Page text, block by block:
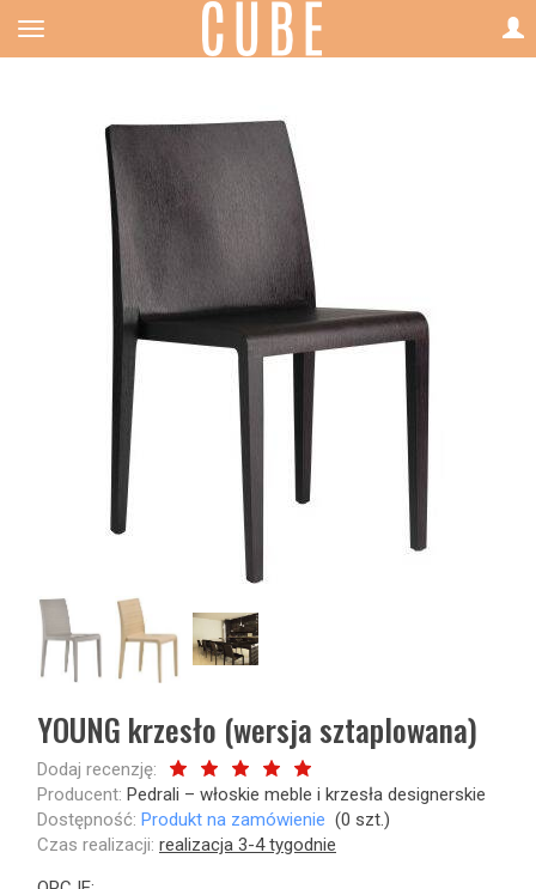
YOUNG krzesło (wersja sztaplowana)
Dodaj recenzję:
Producent: Pedrali – włoskie meble i krzesła designerskie
Dostępność: Produkt na zamówienie (0 szt.)
Czas realizacji: realizacja 3-4 tygodnie